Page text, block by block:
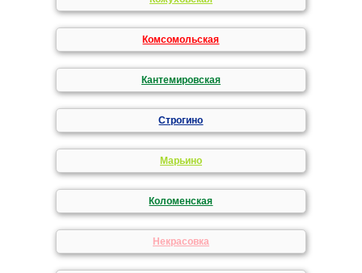
Комсомольская
Кантемировская
Строгино
Марьино
Коломенская
Некрасовка